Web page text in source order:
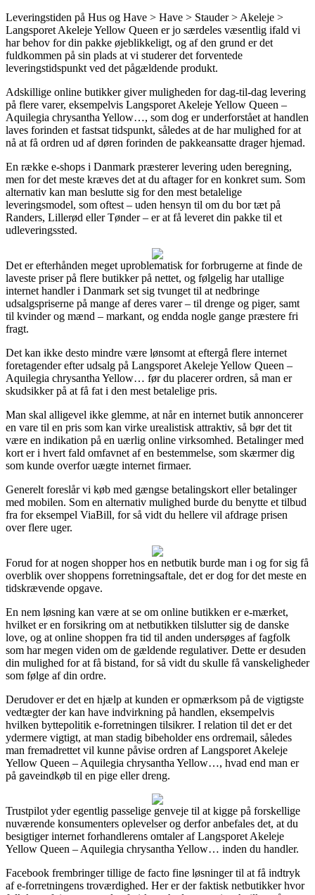
Leveringstiden på Hus og Have > Have > Stauder > Akeleje >
Langsporet Akeleje Yellow Queen er jo særdeles væsentlig ifald vi
har behov for din pakke øjeblikkeligt, og af den grund er det
fuldkommen på sin plads at vi studerer det forventede
leveringstidspunkt ved det pågældende produkt.
Adskillige online butikker giver muligheden for dag-til-dag levering
på flere varer, eksempelvis Langsporet Akeleje Yellow Queen –
Aquilegia chrysantha Yellow…, som dog er underforstået at handlen
laves forinden et fastsat tidspunkt, således at de har mulighed for at
nå at få ordren ud af døren forinden de pakkeansatte drager hjemad.
En række e-shops i Danmark præsterer levering uden beregning,
men for det meste kræves det at du aftager for en konkret sum. Som
alternativ kan man beslutte sig for den mest betalelige
leveringsmodel, som oftest – uden hensyn til om du bor tæt på
Randers, Lillerød eller Tønder – er at få leveret din pakke til et
udleveringssted.
Det er efterhånden meget uproblematisk for forbrugerne at finde de
laveste priser på flere butikker på nettet, og følgelig har utallige
internet handler i Danmark set sig tvunget til at nedbringe
udsalgspriserne på mange af deres varer – til drenge og piger, samt
til kvinder og mænd – markant, og endda nogle gange præstere fri
fragt.
Det kan ikke desto mindre være lønsomt at eftergå flere internet
foretagender efter udsalg på Langsporet Akeleje Yellow Queen –
Aquilegia chrysantha Yellow… før du placerer ordren, så man er
skudsikker på at få fat i den mest betalelige pris.
Man skal alligevel ikke glemme, at når en internet butik annoncerer
en vare til en pris som kan virke urealistisk attraktiv, så bør det tit
være en indikation på en uærlig online virksomhed. Betalinger med
kort er i hvert fald omfavnet af en bestemmelse, som skærmer dig
som kunde overfor uægte internet firmaer.
Generelt foreslår vi køb med gængse betalingskort eller betalinger
med mobilen. Som en alternativ mulighed burde du benytte et tilbud
fra for eksempel ViaBill, for så vidt du hellere vil afdrage prisen
over flere uger.
Forud for at nogen shopper hos en netbutik burde man i og for sig få
overblik over shoppens forretningsaftale, det er dog for det meste en
tidskrævende opgave.
En nem løsning kan være at se om online butikken er e-mærket,
hvilket er en forsikring om at netbutikken tilslutter sig de danske
love, og at online shoppen fra tid til anden undersøges af fagfolk
som har megen viden om de gældende regulativer. Dette er desuden
din mulighed for at få bistand, for så vidt du skulle få vanskeligheder
som følge af din ordre.
Derudover er det en hjælp at kunden er opmærksom på de vigtigste
vedtægter der kan have indvirkning på handlen, eksempelvis
hvilken byttepolitik e-forretningen tilsikrer. I relation til det er det
ydermere vigtigt, at man stadig bibeholder ens ordremail, således
man fremadrettet vil kunne påvise ordren af Langsporet Akeleje
Yellow Queen – Aquilegia chrysantha Yellow…, hvad end man er
på gaveindkøb til en pige eller dreng.
Trustpilot yder egentlig passelige genveje til at kigge på forskellige
nuværende konsumenters oplevelser og derfor anbefales det, at du
besigtiger internet forhandlerens omtaler af Langsporet Akeleje
Yellow Queen – Aquilegia chrysantha Yellow… inden du handler.
Facebook frembringer tillige de facto fine løsninger til at få indtryk
af e-forretningens troværdighed. Her er der faktisk netbutikker hvor